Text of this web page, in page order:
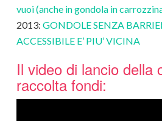
vuoi (anche in gondola in
2013: GONDOLE SENZA
ACCESSIBILE E’ PIU’ VICINA
Il video di lancio della
raccolta fondi: